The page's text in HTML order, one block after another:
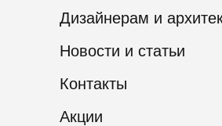
Дизайнерам и
Новости и статьи
Акции
Контакты